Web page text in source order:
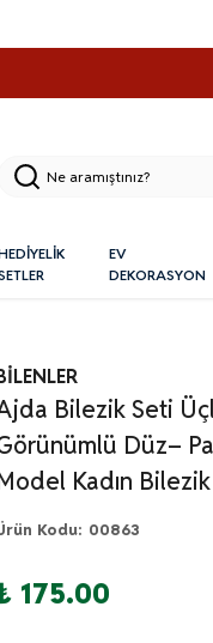
EV
DEKORASYON
Bilezik Seti
Düz–
Kadın Bilezik
Kodu: 00863
175.00